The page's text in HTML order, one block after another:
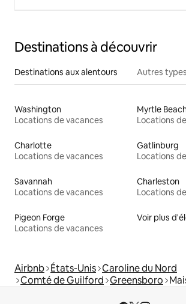
Destinations à découvrir
Destinations aux alentours Autres
Washington
Locations de vacances
Myrtle
Locations
Charlotte
Locations de vacances
Gatlinburg
Locations
Savannah
Locations de vacances
Charleston
Locations
Pigeon Forge
Locations de vacances
Voir plus
Airbnb États-Unis Caroline du Nord
Comté de Guilford Greensboro